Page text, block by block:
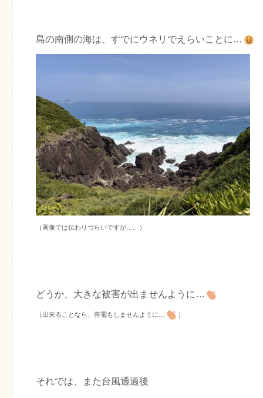
島の南側の海は、すでにウネリでえらいことに…
（画像では伝わりづらいですが…。）
どうか、大きな被害が出ませんように…
（出来ることなら、停電もしませんように… ）
それでは、また台風通過後